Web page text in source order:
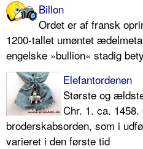
Billon
Ordet er af fransk
1200-tallet umøntet
engelske »bullion« stadig
Elefantordenen
Største og
Chr. 1. ca.
broderskabsorden, som i
varieret i den første tid